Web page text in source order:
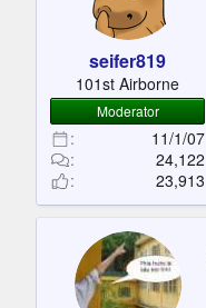
seifer819
101st Airborne
Moderator
11/1/07
24,122
23,913